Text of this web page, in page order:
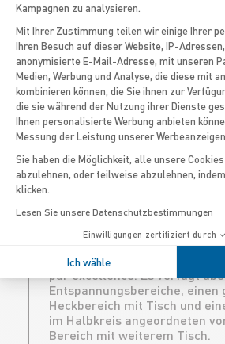
9
MEDLINE 9
UNSER FLAGGSCHIFF
Mit seiner Schlafkabine ist es
Modell der Medline-Reihe und
par excellence. Es verfügt
Entspannungsbereiche, einen
Heckbereich mit Tisch und
im Halbkreis angeordneten
Bereich mit weiterem Tisch.
Kampagnen zu analysieren.
Mit Ihrer Zustimmung teilen wir einige Ihrer
Ihren Besuch auf dieser Website, IP-
anonymisierte E-Mail-Adresse, mit unseren
Medien, Werbung und Analyse, die diese mit
kombinieren können, die Sie ihnen zur
die sie während der Nutzung ihrer Dienste
Ihnen personalisierte Werbung anbieten
Messung der Leistung unserer
Sie haben die Möglichkeit, alle unsere
abzulehnen, oder teilweise abzulehnen,
klicken.
Lesen Sie unsere Datenschutzbestimmungen
Einwilligungen zertifiziert durch
Ich wähle
Axeptio consent